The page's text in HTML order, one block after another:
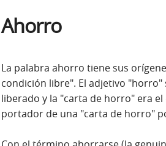
Ahorro
La palabra ahorro tiene sus
condición libre". El adjetivo "horro"
liberado y la "carta de horro" era
portador de una "carta de horro"